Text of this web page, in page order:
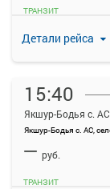
Детали рейса
ТРАНЗИТ
15:40
Якшур-Бодья с. АС
— руб.
ТРАНЗИТ